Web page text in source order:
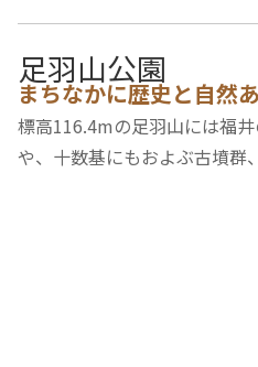
足羽山公園
まちなかに歴史と自然
標高116.4mの足羽山には福
や、十数基にもおよぶ古墳群